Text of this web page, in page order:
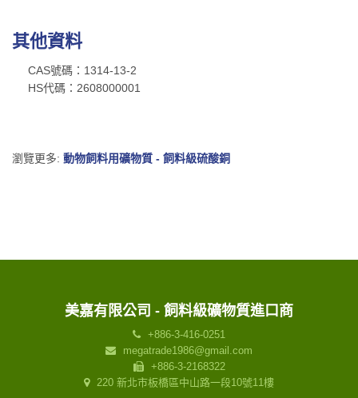
其他資料
CAS號碼：1314-13-2
HS代碼：2608000001
瀏覽更多: 動物飼料用礦物質 - 飼料級硫酸銅
美嘉有限公司 - 飼料級礦物質進口商
+886-3-416-0251
megatrade1986@gmail.com
+886-3-2168322
220 新北市板橋區中山路一段10號11樓